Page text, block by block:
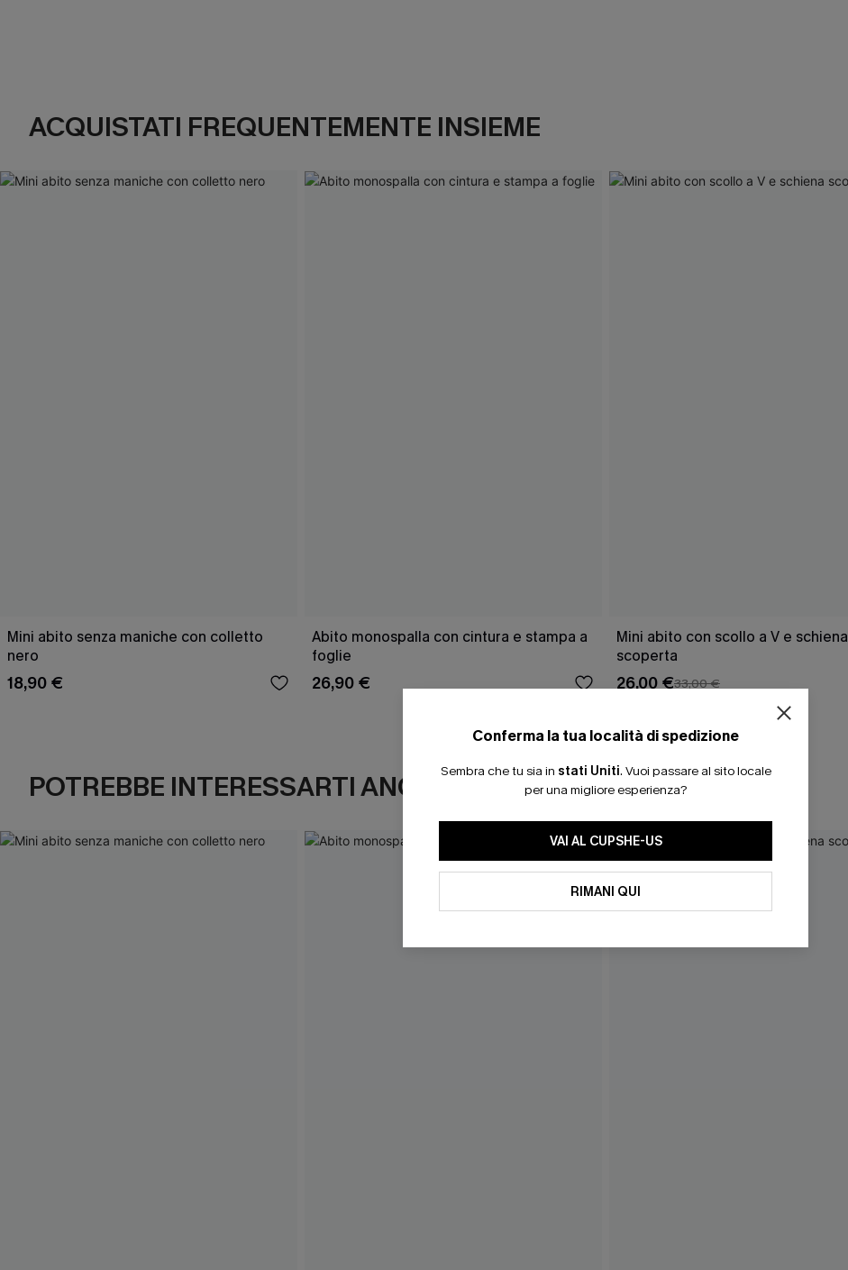
ACQUISTATI FREQUENTEMENTE INSIEME
Mini abito senza maniche con colletto
nero
18,90 €
Abito monospalla con cintura e stampa a
foglie
26,90 €
Mini abito con scollo a V e schiena
scoperta
26,00 €33,00 €
POTREBBE INTERESSARTI ANCHE
Conferma la tua località di spedizione
Sembra che tu sia in stati Uniti. Vuoi passare al sito locale
per una migliore esperienza?
VAI AL CUPSHE-US
RIMANI QUI